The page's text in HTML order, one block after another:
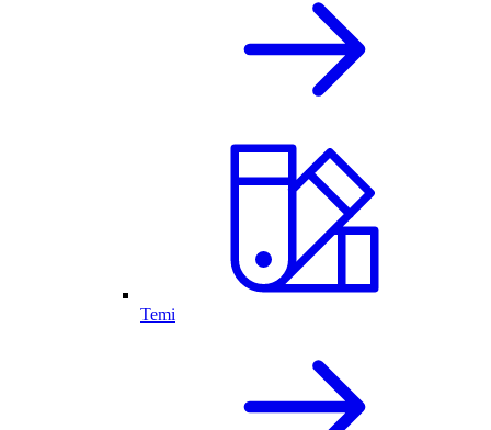
Temi